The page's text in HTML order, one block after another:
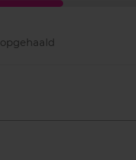
opgehaald